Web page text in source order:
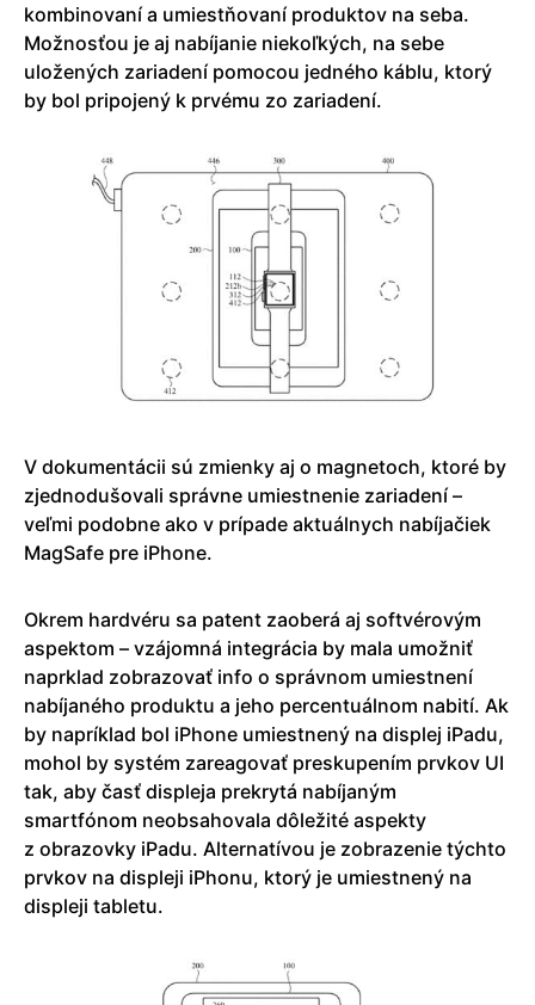
kombinovaní a umiestňovaní produktov na seba.
Možnosťou je aj nabíjanie niekoľkých, na sebe
uložených zariadení pomocou jedného káblu, ktorý
by bol pripojený k prvému zo zariadení.
V dokumentácii sú zmienky aj o magnetoch, ktoré by
zjednodušovali správne umiestnenie zariadení –
veľmi podobne ako v prípade aktuálnych nabíjačiek
MagSafe pre iPhone.
Okrem hardvéru sa patent zaoberá aj softvérovým
aspektom – vzájomná integrácia by mala umožniť
naprklad zobrazovať info o správnom umiestnení
nabíjaného produktu a jeho percentuálnom nabití. Ak
by napríklad bol iPhone umiestnený na displej iPadu,
mohol by systém zareagovať preskupením prvkov UI
tak, aby časť displeja prekrytá nabíjaným
smartfónom neobsahovala dôležité aspekty
z obrazovky iPadu. Alternatívou je zobrazenie týchto
prvkov na displeji iPhonu, ktorý je umiestnený na
displeji tabletu.